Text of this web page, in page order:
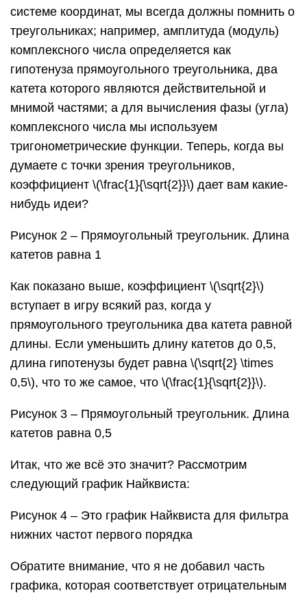
системе координат, мы всегда должны помнить о
треугольниках; например, амплитуда (модуль)
комплексного числа определяется как
гипотенуза прямоугольного треугольника, два
катета которого являются действительной и
мнимой частями; а для вычисления фазы (угла)
комплексного числа мы используем
тригонометрические функции. Теперь, когда вы
думаете с точки зрения треугольников,
коэффициент \(\frac{1}{\sqrt{2}}\) дает вам какие-
нибудь идеи?
Рисунок 2 – Прямоугольный треугольник. Длина
катетов равна 1
Как показано выше, коэффициент \(\sqrt{2}\)
вступает в игру всякий раз, когда у
прямоугольного треугольника два катета равной
длины. Если уменьшить длину катетов до 0,5,
длина гипотенузы будет равна \(\sqrt{2} \times
0,5\), что то же самое, что \(\frac{1}{\sqrt{2}}\).
Рисунок 3 – Прямоугольный треугольник. Длина
катетов равна 0,5
Итак, что же всё это значит? Рассмотрим
следующий график Найквиста:
Рисунок 4 – Это график Найквиста для фильтра
нижних частот первого порядка
Обратите внимание, что я не добавил часть
графика, которая соответствует отрицательным